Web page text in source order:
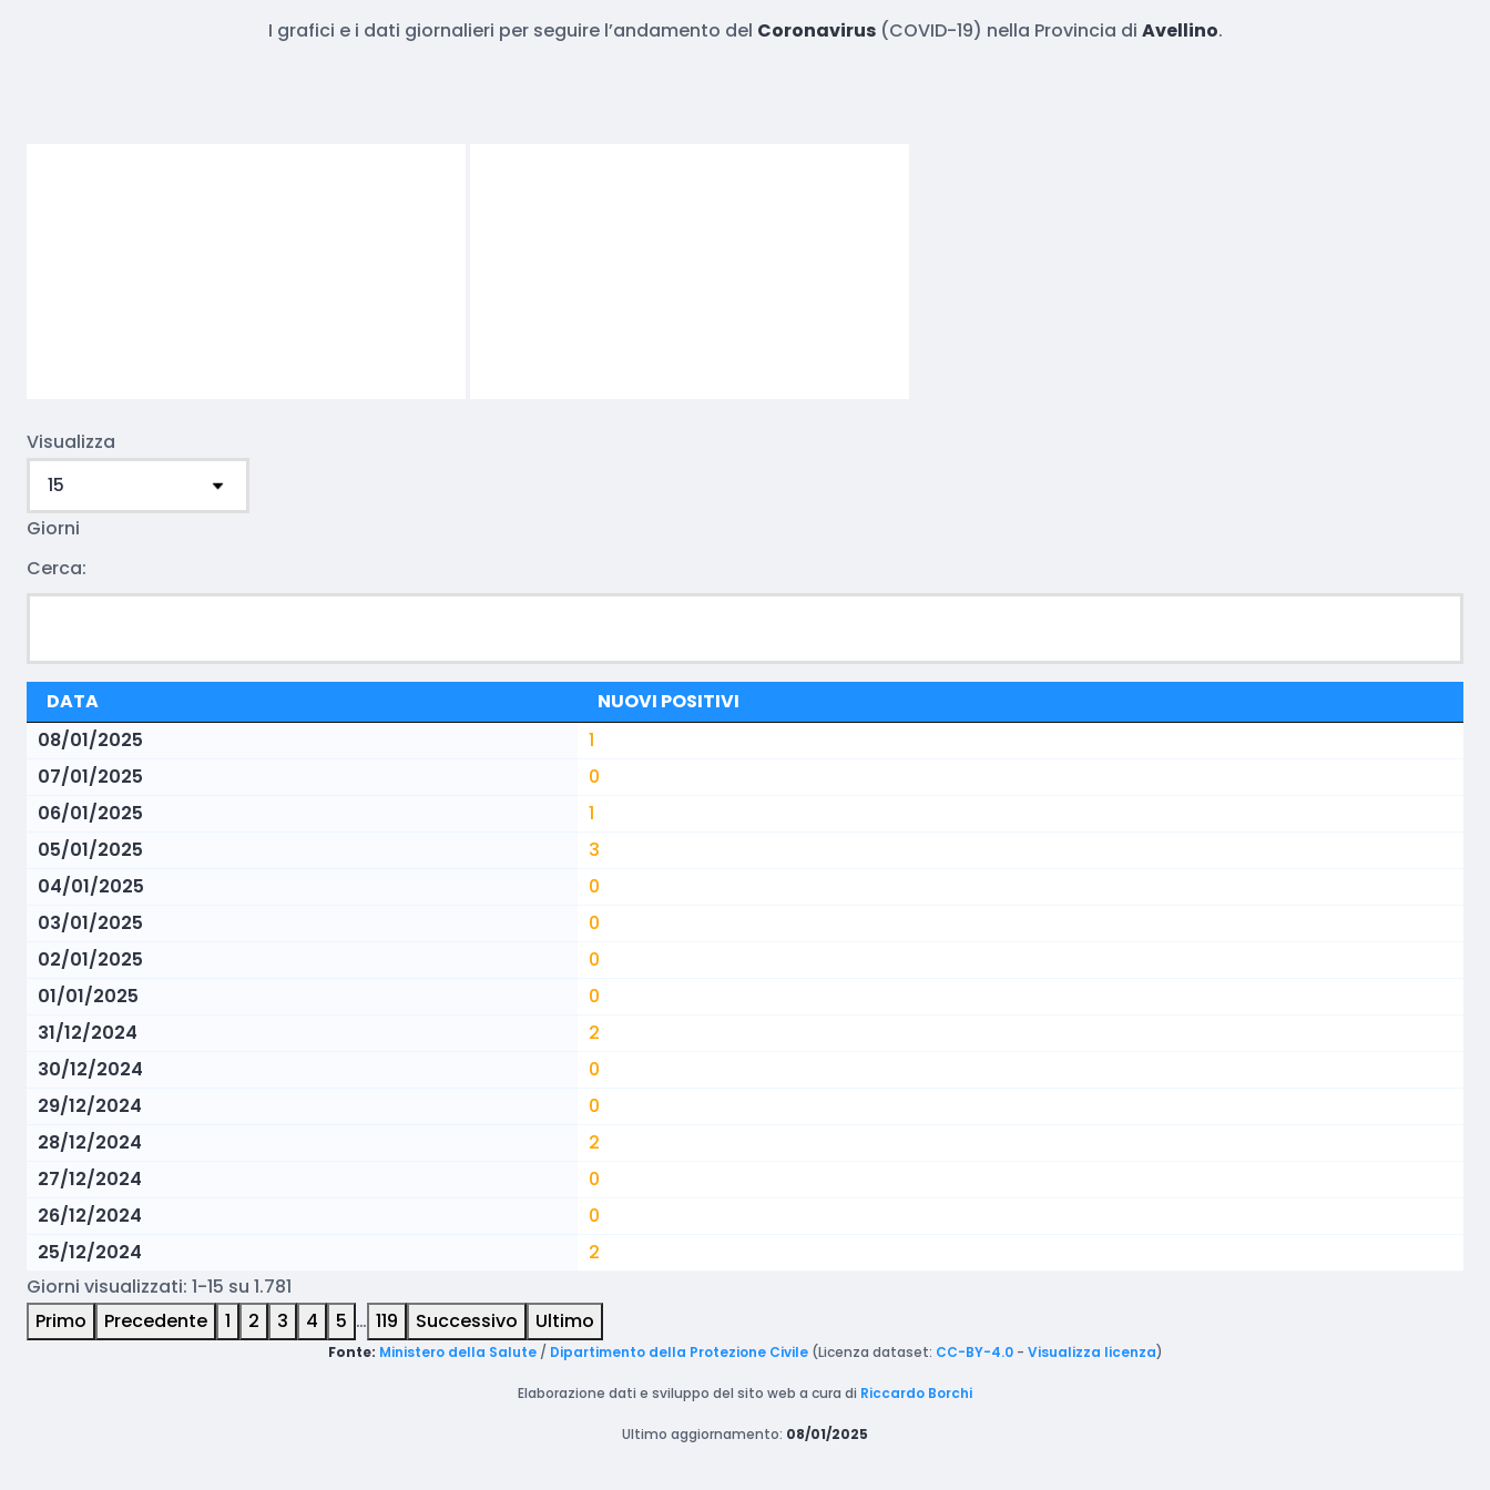
I grafici e i dati giornalieri per seguire l’andamento del Coronavirus(COVID-19) nella Provincia di Avellino.
Visualizza
Giorni
Cerca:
DATA
NUOVI POSITIVI
08/01/2025
1
07/01/2025
0
06/01/2025
1
05/01/2025
3
04/01/2025
0
03/01/2025
0
02/01/2025
0
01/01/2025
0
31/12/2024
2
30/12/2024
0
29/12/2024
0
28/12/2024
2
27/12/2024
0
26/12/2024
0
25/12/2024
2
Giorni visualizzati: 1-15 su 1.781
Primo
Precedente 1 2 3 4 5 … 119 Successivo Ultimo
Fonte: Ministero della Salute/ Dipartimento della Protezione Civile(Licenza dataset: CC-BY-4.0- Visualizza licenza)
Elaborazione dati e sviluppo del sito web a cura di Riccardo Borchi
Ultimo aggiornamento: 08/01/2025